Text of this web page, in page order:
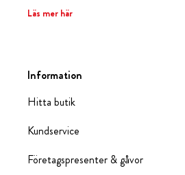
Läs mer här
Information
Hitta butik
Kundservice
Företagspresenter & gåvor